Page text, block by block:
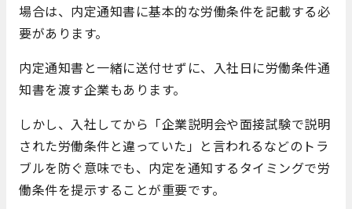
場合は、 内定通知書に基本的な労働条件を記載する必
要があります。
内定通知書と一緒に送付せずに、入社日に労働条件通
知書を渡す企業もあります。
しかし、入社してから「企業説明会や面接試験で説明
された労働条件と違っていた」と言われるなどのトラ
ブルを防ぐ意味でも、内定を通知するタイミングで労
働条件を提示することが重要です。